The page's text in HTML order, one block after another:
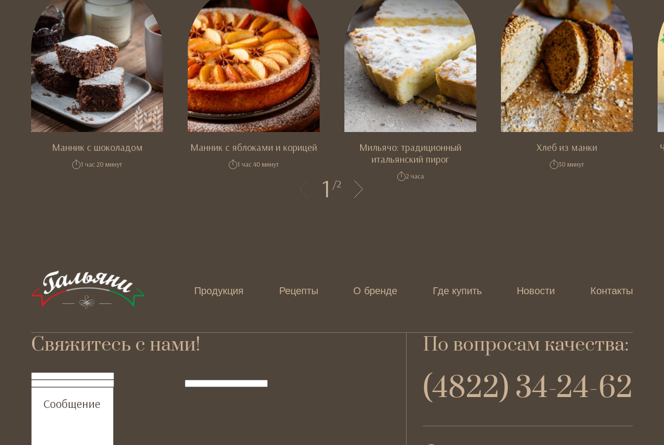
Манник с шоколадом
1 час 20 минут
Манник с яблоками и корицей
1 час 40 минут
Мильячо: традиционный
итальянский пирог
2 часа
Хлеб из манки
30 минут
1 /2
Продукция Рецепты О бренде Где купить Новости Контакты
Свяжитесь с нами!
ФИО
Телефон
Сообщение
По вопросам качества:
(4822) 34-24-62